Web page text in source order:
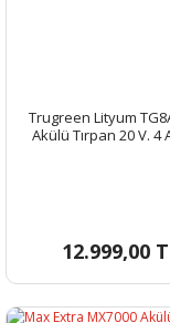
Trugreen Lityum
Akülü Tırpan 20 V. 4
12.999,00